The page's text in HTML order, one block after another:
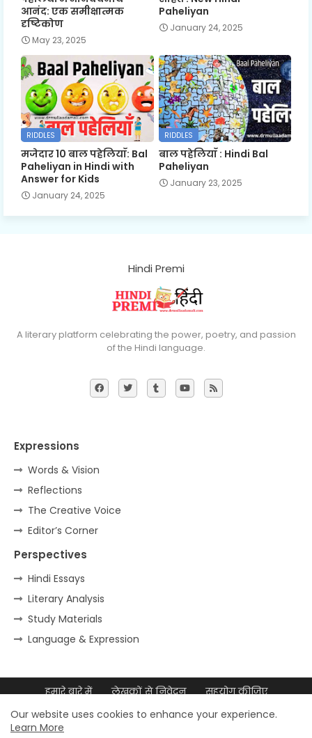
आनंद: एक समीक्षात्मक
दृष्टिकोण
May 23, 2025
Paheliyan
January 24, 2025
RIDDLES
मजेदार 10 बाल पहेलियाँ: Bal
Paheliyan in Hindi with
Answer for Kids
January 24, 2025
RIDDLES
बाल पहेलियाँ : Hindi Bal
Paheliyan
January 23, 2025
Hindi Premi
A literary platform celebrating the power, poetry, and passion
of the Hindi language.
Expressions
Words & Vision
Reflections
The Creative Voice
Editor’s Corner
Perspectives
Hindi Essays
Literary Analysis
Study Materials
Language & Expression
हमारे बारे में लेखकों से निवेदन
सहयोग कीजिए
डिजिटल उपस्थिति
© 2026 डॉ. मुल्ला आदम अली – सर्वाधिकार सुरक्षित
Our website uses cookies to enhance your experience.
Learn More